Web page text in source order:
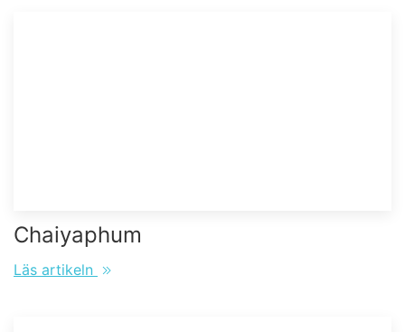
Chaiyaphum
Läs artikeln